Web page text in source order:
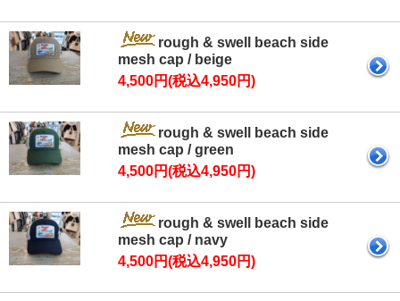
rough & swell beach side
mesh cap / beige
4,500円(税込4,950円)
rough & swell beach side
mesh cap / green
4,500円(税込4,950円)
rough & swell beach side
mesh cap / navy
4,500円(税込4,950円)